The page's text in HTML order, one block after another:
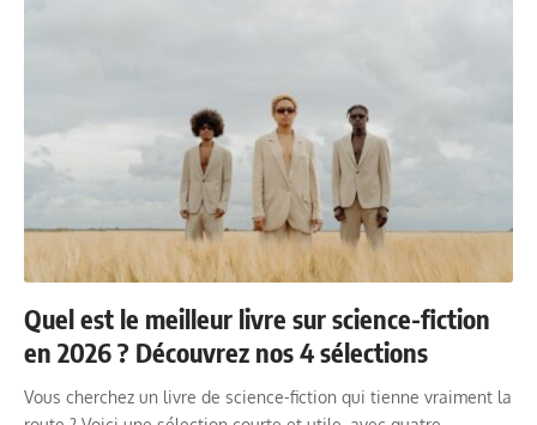
Quel est le meilleur livre sur science-fiction
en 2026 ? Découvrez nos 4 sélections
Vous cherchez un livre de science-fiction qui tienne vraiment la